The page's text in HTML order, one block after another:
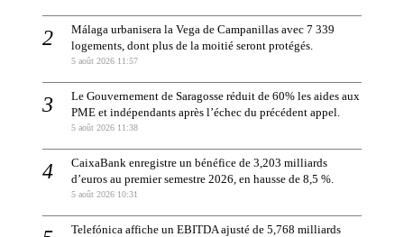
Málaga urbanisera la Vega de Campanillas avec 7 339
logements, dont plus de la moitié seront protégés.
5 août 2026 11:57
Le Gouvernement de Saragosse réduit de 60% les aides aux
PME et indépendants après l’échec du précédent appel.
5 août 2026 11:38
CaixaBank enregistre un bénéfice de 3,203 milliards
d’euros au premier semestre 2026, en hausse de 8,5 %.
5 août 2026 10:31
Telefónica affiche un EBITDA ajusté de 5,768 milliards